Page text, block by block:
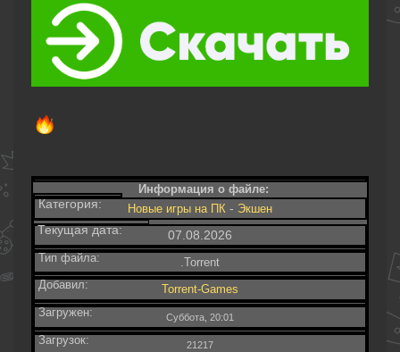
Информация о файле:
Категория: Новые игры на ПК - Экшен
Текущая дата: 07.08.2026
Тип файла:
.Torrent
Добавил:
Torrent-Games
Загружен:
Суббота, 20:01
Загрузок: 21217